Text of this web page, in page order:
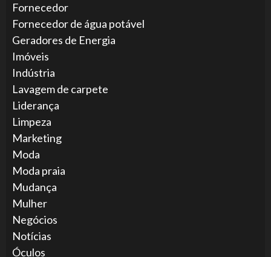
Fornecedor
Fornecedor de água potável
Geradores de Energia
Imóveis
Indústria
Lavagem de carpete
Liderança
Limpeza
Marketing
Moda
Moda praia
Mudança
Mulher
Negócios
Notícias
Óculos